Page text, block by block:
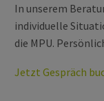
In unserem
individuelle
die MPU.
Jetzt Gespräch